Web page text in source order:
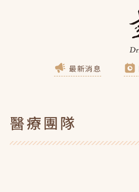
最新消息
醫療團隊